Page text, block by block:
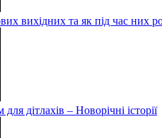
вихідних та як під час них
дітлахів – Новорічні історії